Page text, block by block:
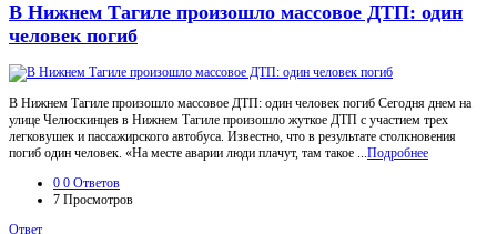
В Нижнем Тагиле произошло массовое ДТП: один
человек погиб
В Нижнем Тагиле произошло массовое ДТП: один человек погиб Сегодня днем на
улице Челюскинцев в Нижнем Тагиле произошло жуткое ДТП с участием трех
легковушек и пассажирского автобуса. Известно, что в результате столкновения
погиб один человек. «На месте аварии люди плачут, там такое ...Подробнее
0 0 Ответов
7 Просмотров
Ответ